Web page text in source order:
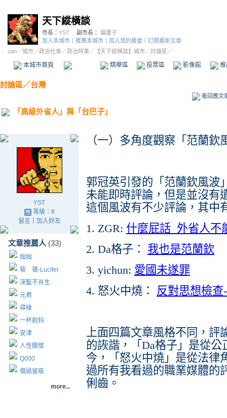
天下縱橫談
市長： YST 副市長： 貓靈子
加入本城市
推薦本城市 加入我的最愛
訂閱最新文章
udn／城市／政治社會 ／政治時事／ 【天下縱橫談】城市／討論區／
本城市首頁 精華區 投票區 影像館
討論區／台灣
看回應文
「高級外省人」與「台巴子」
YST
等級：8
留言｜ 加入好友
文章推薦人 (33)
拙拙
筱 蒨-Lucifer
深藍不肖生
元君
尋緣
一杯飲料
安津
人性關懷
Q000
傷過留痕
more...
（一）多角度觀察「范蘭欽
郭冠英引發的「范蘭欽風波
未能即時評論，但是並沒有
這個風波有不少評論，其中
1. ZGR: 什麼屁話 外省人不
2. Da格子： 我也是范蘭欽
3. yichun: 愛國未遂罪
4. 怒火中燒： 反對思想檢
上面四篇文章風格不同，評
的詼諧，「Da格子」是從
今，「怒火中燒」是從法律
過所有我看過的職業媒體的
俐齒。